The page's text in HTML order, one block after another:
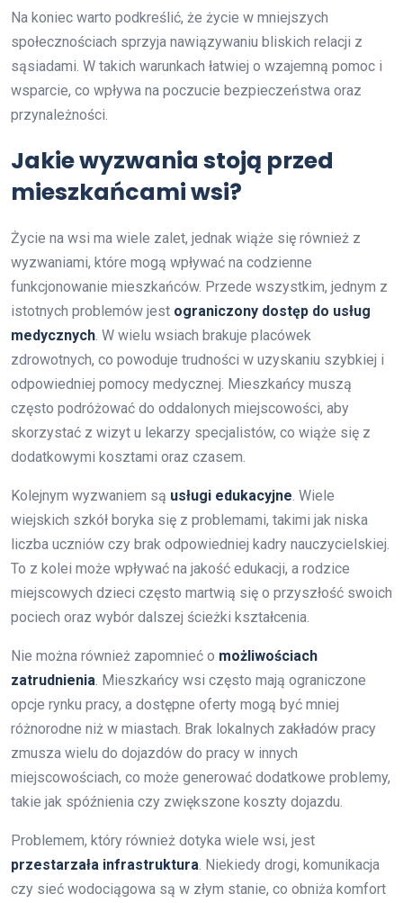
Na koniec warto podkreślić, że życie w mniejszych
społecznościach sprzyja nawiązywaniu bliskich relacji z
sąsiadami. W takich warunkach łatwiej o wzajemną pomoc i
wsparcie, co wpływa na poczucie bezpieczeństwa oraz
przynależności.
Jakie wyzwania stoją przed
mieszkańcami wsi?
Życie na wsi ma wiele zalet, jednak wiąże się również z
wyzwaniami, które mogą wpływać na codzienne
funkcjonowanie mieszkańców. Przede wszystkim, jednym z
istotnych problemów jest ograniczony dostęp do usług
medycznych. W wielu wsiach brakuje placówek
zdrowotnych, co powoduje trudności w uzyskaniu szybkiej i
odpowiedniej pomocy medycznej. Mieszkańcy muszą
często podróżować do oddalonych miejscowości, aby
skorzystać z wizyt u lekarzy specjalistów, co wiąże się z
dodatkowymi kosztami oraz czasem.
Kolejnym wyzwaniem są usługi edukacyjne. Wiele
wiejskich szkół boryka się z problemami, takimi jak niska
liczba uczniów czy brak odpowiedniej kadry nauczycielskiej.
To z kolei może wpływać na jakość edukacji, a rodzice
miejscowych dzieci często martwią się o przyszłość swoich
pociech oraz wybór dalszej ścieżki kształcenia.
Nie można również zapomnieć o możliwościach
zatrudnienia. Mieszkańcy wsi często mają ograniczone
opcje rynku pracy, a dostępne oferty mogą być mniej
różnorodne niż w miastach. Brak lokalnych zakładów pracy
zmusza wielu do dojazdów do pracy w innych
miejscowościach, co może generować dodatkowe problemy,
takie jak spóźnienia czy zwiększone koszty dojazdu.
Problemem, który również dotyka wiele wsi, jest
przestarzała infrastruktura. Niekiedy drogi, komunikacja
czy sieć wodociągowa są w złym stanie, co obniża komfort